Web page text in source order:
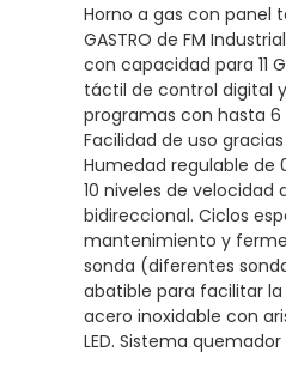
Horno a gas con panel
GASTRO de FM
con capacidad para 11
táctil de control digital
programas con hasta
Facilidad de uso
Humedad regulable de
10 niveles de velocidad
bidireccional. Ciclos
mantenimiento y
sonda (diferentes
abatible para facilitar
acero inoxidable con
LED. Sistema quemador